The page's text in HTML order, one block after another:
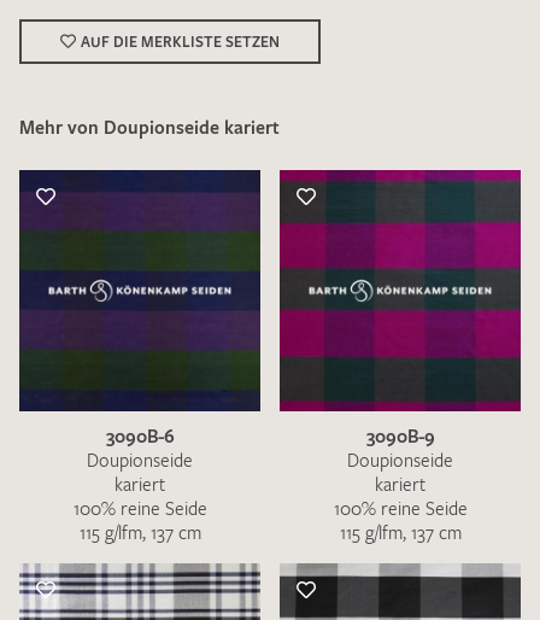
DieDatenschutzbestimmungenhabe ich zur Kenntnis
genommen und akzeptiere diese.
MUSTERANFRAGE SENDEN
AUF DIE MERKLISTE SETZEN
Mehr von Doupionseide kariert
3090B-6
Doupionseide
kariert
100% reine Seide
115 g/lfm, 137 cm
3090B-9
Doupionseide
kariert
100% reine Seide
115 g/lfm, 137 cm